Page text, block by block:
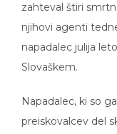
zahteval štiri
njihovi agenti
napadalec julija
Slovaškem.
Napadalec, ki so
preiskovalcev del